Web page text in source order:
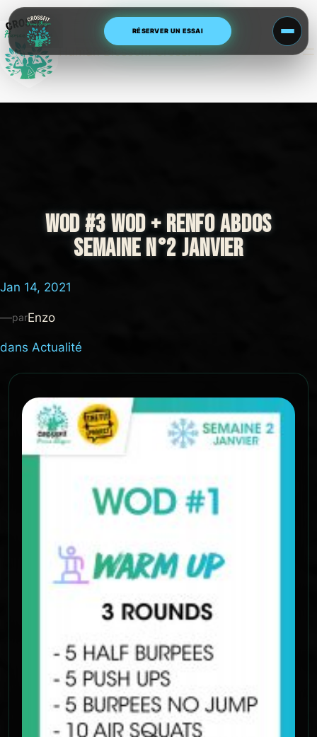
RÉSERVER UN ESSAI
Aller
au
contenu
Human Blossom CrossFit
WOD #3 WOD + RENFO ABDOS
SEMAINE N°2 JANVIER
Jan 14, 2021
—parEnzo
dans Actualité